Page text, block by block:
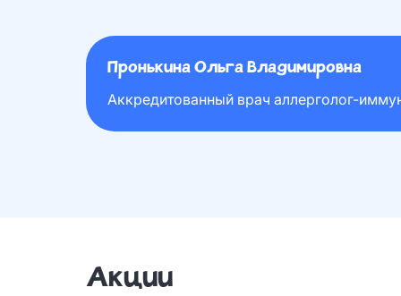
Пронькина Ольга Владимировна
Аккредитованный врач аллерголог-
Акции